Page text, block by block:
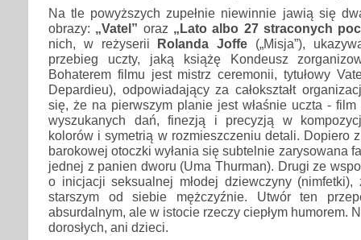
Na tle powyższych zupełnie niewinnie jawią się
obrazy: „Vatel” oraz „Lato albo 27 straconych
nich, w reżyserii Rolanda Joffe („Misja”),
przebieg uczty, jaką książę Kondeusz
Bohaterem filmu jest mistrz ceremonii, tytułowy
Depardieu), odpowiadający za całokształt
się, że na pierwszym planie jest właśnie uczta -
wyszukanych dań, finezją i precyzją w
kolorów i symetrią w rozmieszczeniu detali. Dopiero
barokowej otoczki wyłania się subtelnie zarysowana
jednej z panien dworu (Uma Thurman). Drugi ze
o inicjacji seksualnej młodej dziewczyny
starszym od siebie mężczyźnie. Utwór ten
absurdalnym, ale w istocie rzeczy ciepłym humorem.
dorosłych, ani dzieci.